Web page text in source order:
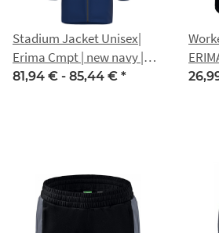
Stadium Jacket Unisex|
Erima Cmpt | new navy |
Tauchsportclub Erfurt e.V.
81,94 € - 85,44 € *
Worker